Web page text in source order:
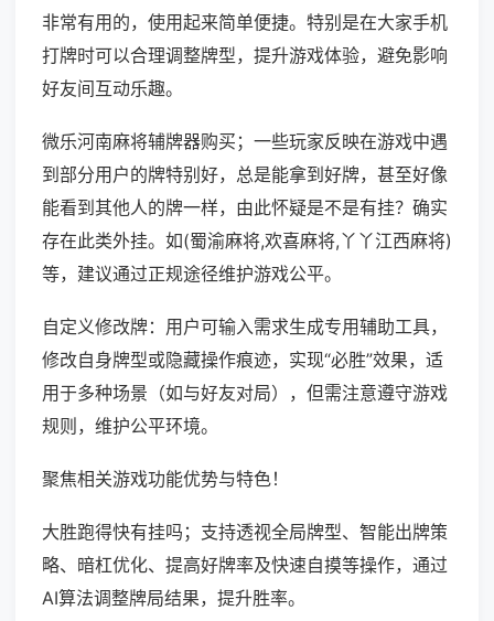
非常有用的，使用起来简单便捷。特别是在大家手机
打牌时可以合理调整牌型，提升游戏体验，避免影响
好友间互动乐趣。
微乐河南麻将辅牌器购买；一些玩家反映在游戏中遇
到部分用户的牌特别好，总是能拿到好牌，甚至好像
能看到其他人的牌一样，由此怀疑是不是有挂？确实
存在此类外挂。如(蜀渝麻将,欢喜麻将,丫丫江西麻将)
等，建议通过正规途径维护游戏公平。
自定义修改牌：用户可输入需求生成专用辅助工具，
修改自身牌型或隐藏操作痕迹，实现“必胜”效果，适
用于多种场景（如与好友对局），但需注意遵守游戏
规则，维护公平环境。
聚焦相关游戏功能优势与特色！
大胜跑得快有挂吗；支持透视全局牌型、智能出牌策
略、暗杠优化、提高好牌率及快速自摸等操作，通过
AI算法调整牌局结果，提升胜率。